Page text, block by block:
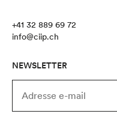
+41 32 889 69 72
info@ciip.ch
NEWSLETTER